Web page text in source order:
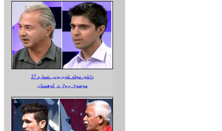
دانلود مجله تلویزیونی شماره 27
موضوع: پرواز در کوهستان